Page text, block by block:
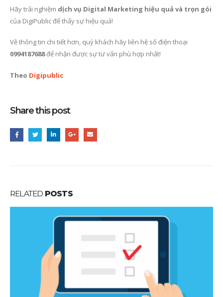
Hãy trải nghiệm dịch vụ Digital Marketing hiệu quả và trọn gói
của DigiPublic để thấy sự hiệu quả!
Về thông tin chi tiết hơn, quý khách hãy liên hệ số điện thoại
0994187688để nhận được sự tư vấn phù hợp nhất!
Theo Digipublic
Share this post
RELATED POSTS